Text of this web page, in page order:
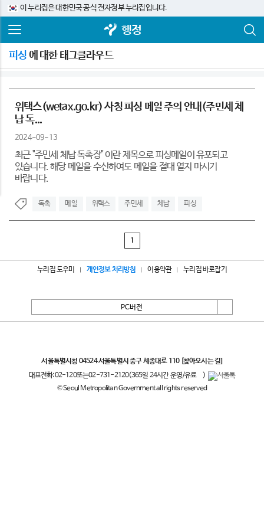
이 누리집은 대한민국 공식 전자정부 누리집입니다.
행정
피싱 에 대한 태그클라우드
위택스(wetax.go.kr) 사칭 피싱 메일 주의 안내(주민세 체
납 독...
2024-09-13
최근 "주민세 체납 독촉장" 이란 제목으로 피싱메일이 유포되고
있습니다. 해당 메일을 수신하여도 메일을 절대 열지 마시기
바랍니다.
독촉 메일 위택스 주민세 체납 피싱
1
누리집 도우미 개인정보 처리방침 이용약관 누리집 바로잡기
PC버전
서울특별시청 04524 서울특별시 중구 세종대로 110 [찾아오시는 길]
대표전화:02-120또는02-731-2120(365일 24시간 운영/유료
)
© Seoul Metropolitan Government all rights reserved